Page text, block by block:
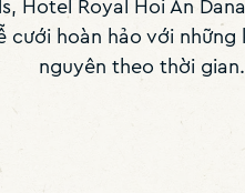
Hotel Royal Hoi An
hoàn hảo với những
nguyên theo thời gian.